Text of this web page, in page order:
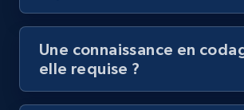
Video length, Likes, Views, and more.
8.1K+ 716+
Une connaissance en
elle requise ?